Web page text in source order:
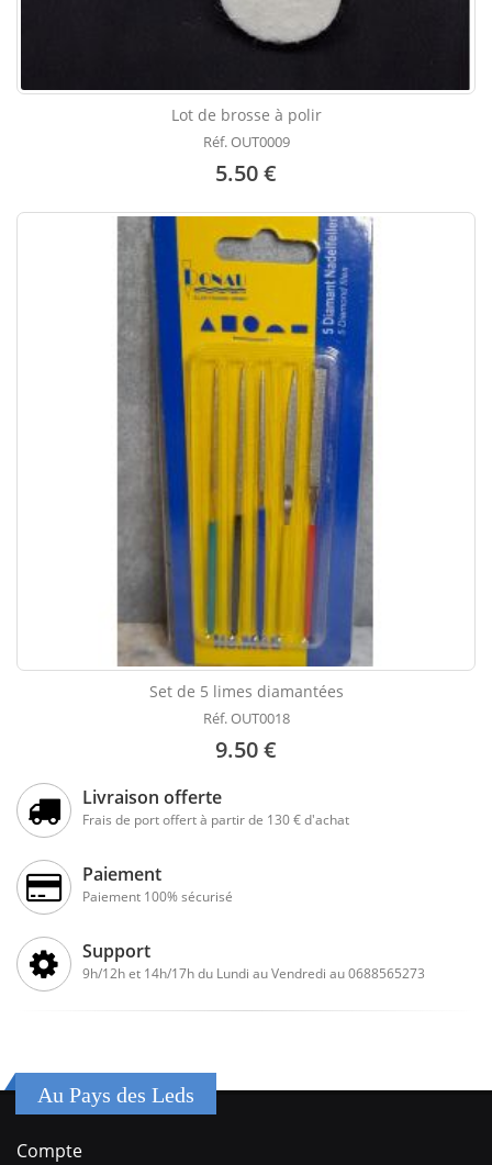
Lot de brosse à polir
Réf. OUT0009
5.50 €
Set de 5 limes diamantées
Réf. OUT0018
9.50 €
Livraison offerte
Frais de port offert à partir de 130 € d'achat
Paiement
Paiement 100% sécurisé
Support
9h/12h et 14h/17h du Lundi au Vendredi au 0688565273
Au Pays des Leds
Compte